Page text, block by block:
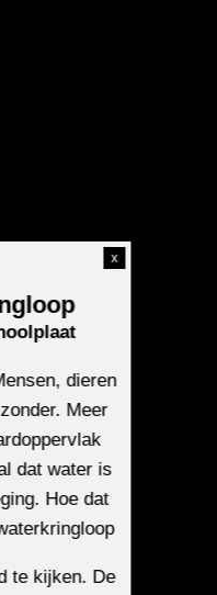
x
dieren
Meer
dat water is
Hoe dat
te kijken. De